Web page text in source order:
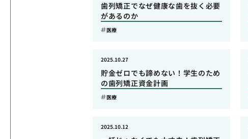
歯列矯正でなぜ健康な歯を抜く必要
があるのか
医療
貯金ゼロでも諦めない！学生のため
の歯列矯正資金計画
2025.10.27
医療
2025.10.12